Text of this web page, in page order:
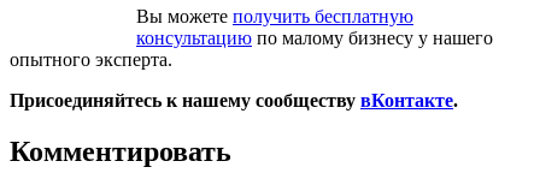
Вы можете получить бесплатную
консультацию по малому бизнесу у нашего
опытного эксперта.
Присоединяйтесь к нашему сообществу вКонтакте.
Комментировать